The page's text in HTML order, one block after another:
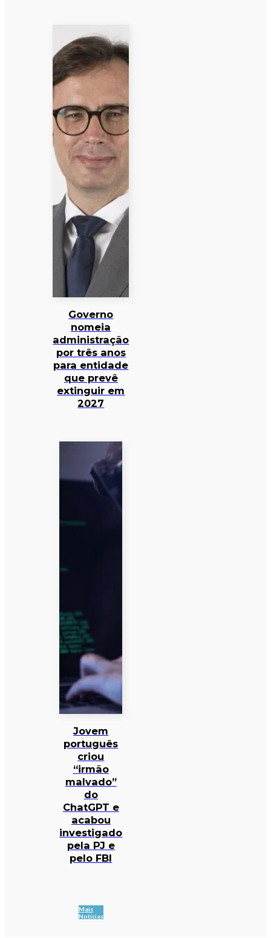
Governo
nomeia
administração
por três anos
para entidade
que prevê
extinguir em
2027
Jovem
português
criou
“irmão
malvado”
do
ChatGPT e
acabou
investigado
pela PJ e
pelo FBI
Mais
Notícias